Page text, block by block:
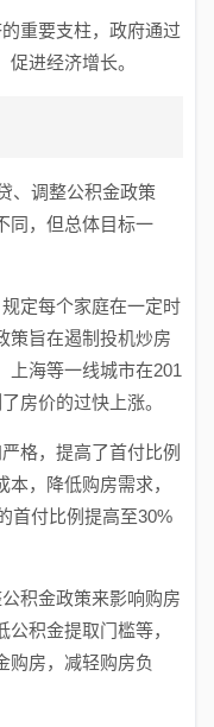
重要支柱，政府通过
进经济增长。
、调整公积金政策
同，但总体目标一
定每个家庭在一定时
策旨在遏制投机炒房
上海等一线城市在201
房价的过快上涨。
格，提高了首付比例
，降低购房需求，
首付比例提高至30%
积金政策来影响购房
积金提取门槛等，
购房，减轻购房负